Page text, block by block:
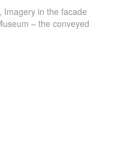
Imagery in the facade
– the conveyed